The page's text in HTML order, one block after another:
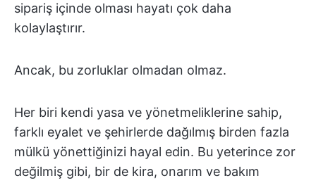
sipariş içinde olması hayatı çok daha
kolaylaştırır.
Ancak, bu zorluklar olmadan olmaz.
Her biri kendi yasa ve yönetmeliklerine sahip,
farklı eyalet ve şehirlerde dağılmış birden fazla
mülkü yönettiğinizi hayal edin. Bu yeterince zor
değilmiş gibi, bir de kira, onarım ve bakım